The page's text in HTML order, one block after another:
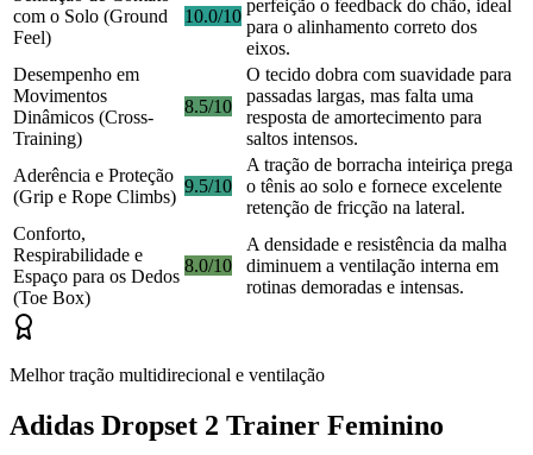
com o Solo (Ground
Feel)
10.0/10
perfeição o feedback do chão, ideal
para o alinhamento correto dos
eixos.
Desempenho em
Movimentos
Dinâmicos (Cross-
Training)
8.5/10
O tecido dobra com suavidade para
passadas largas, mas falta uma
resposta de amortecimento para
saltos intensos.
Aderência e Proteção
(Grip e Rope Climbs)
9.5/10
A tração de borracha inteiriça prega
o tênis ao solo e fornece excelente
retenção de fricção na lateral.
Conforto,
Respirabilidade e
Espaço para os Dedos
(Toe Box)
8.0/10
A densidade e resistência da malha
diminuem a ventilação interna em
rotinas demoradas e intensas.
Melhor tração multidirecional e ventilação
Adidas Dropset 2 Trainer Feminino